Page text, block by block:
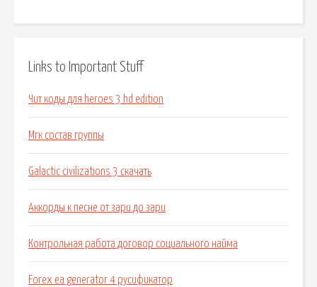
Links to Important Stuff
Чит коды для heroes 3 hd edition
Мгк состав группы
Galactic civilizations 3 скачать
Аккорды к песне от зари до зари
Контрольная работа договор социального найма
Forex ea generator 4 русификатор